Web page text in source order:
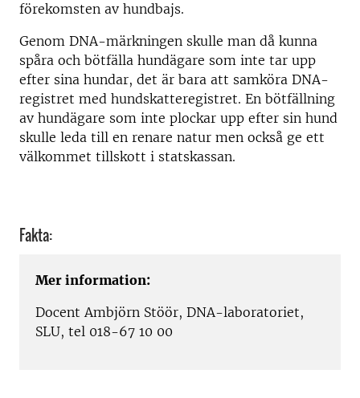
förekomsten av hundbajs.
Genom DNA-märkningen skulle man då kunna
spåra och bötfälla hundägare som inte tar upp
efter sina hundar, det är bara att samköra DNA-
registret med hundskatteregistret. En bötfällning
av hundägare som inte plockar upp efter sin hund
skulle leda till en renare natur men också ge ett
välkommet tillskott i statskassan.
Fakta:
Mer information:
Docent Ambjörn Stöör, DNA-laboratoriet,
SLU, tel 018-67 10 00